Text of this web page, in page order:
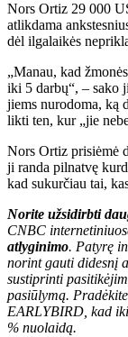
Nors Ortiz 29 000
atlikdama
dėl ilgalaikės
„Manau, kad
iki 5 darbų“, – sako
jiems nurodoma, ką
likti ten, kur „jie
Nors Ortiz prisiėmė
ji randa pilnatvę
kad sukurčiau tai,
Norite užsidirbti
CNBC
atlyginimo. Patyrę
norint gauti didesnį
sustiprinti
pasiūlymą.
EARLYBIRD, kad
% nuolaidą.